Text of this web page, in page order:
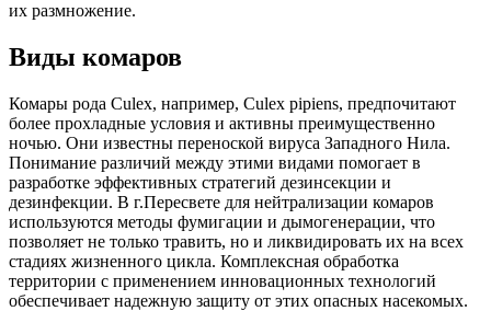
их размножение.
Виды комаров
Комары рода Culex, например, Culex pipiens, предпочитают
более прохладные условия и активны преимущественно
ночью. Они известны переноской вируса Западного Нила.
Понимание различий между этими видами помогает в
разработке эффективных стратегий дезинсекции и
дезинфекции. В г.Пересвете для нейтрализации комаров
используются методы фумигации и дымогенерации, что
позволяет не только травить, но и ликвидировать их на всех
стадиях жизненного цикла. Комплексная обработка
территории с применением инновационных технологий
обеспечивает надежную защиту от этих опасных насекомых.